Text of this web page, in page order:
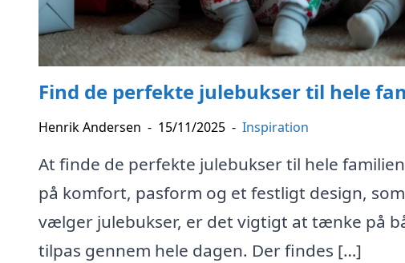
Find de perfekte julebukser til hele
Henrik Andersen - 15/11/2025 - Inspiration
At finde de perfekte julebukser til hele
på komfort, pasform og et festligt design,
vælger julebukser, er det vigtigt at tænke på
tilpas gennem hele dagen. Der findes […]